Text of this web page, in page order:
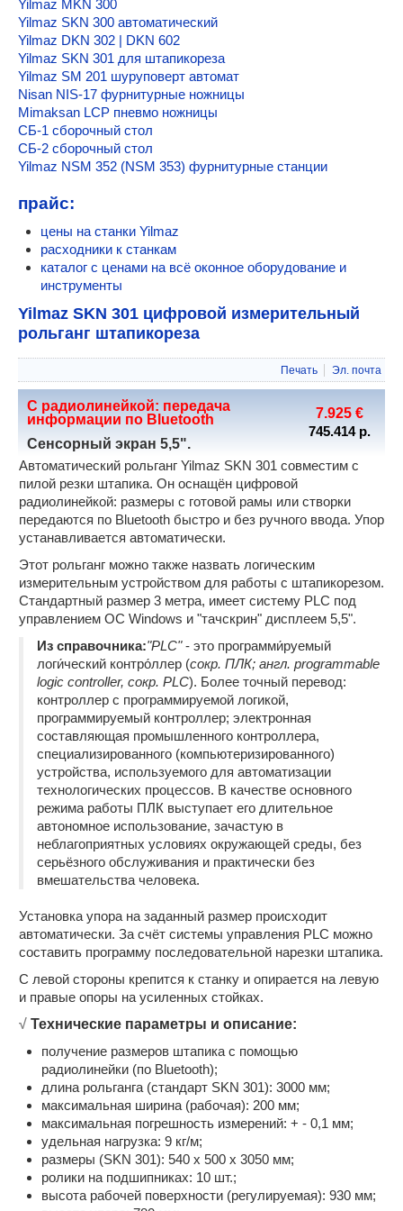
Программа расчета ПВХ окон
Контакты
Пилы и штапикорезы
Yilmaz KY 305 (KY 300)
Yilmaz KD 305 (KD 300)
Yilmaz KD 400 M
Yilmaz KD 400 P
Plastmak SC 401
Yilmaz ACK 420
Yilmaz VK 420 пила резки в 2-х плоскостях
Yilmaz ACK 550 пила 550 мм с нижней подачей
Yilmaz SDT 275 армировка
Штапикорез Plastmak SC 301
Yilmaz CK 412 (CK 411) штапикорез
Сварочные станки для ПВХ окон
РС-2м сварочный для ПВХ окон
РС-2 сварочный ПВХ окон
Ручной полуавтомат РС-3
Yilmaz TK 503 автомат
Yilmaz TK 501 автомат
Yilmaz TK 505 автомат
Yilmaz DK 502 автомат 2-х гол.
Обработка торца импоста
РКФ-1 импост, створка
Yilmaz KM 212 импост
Yilmaz KM 213
Yilmaz KM 215
Углозачистное оборудование
РКФ-1 зачистка створки
Nisan NIS-07 пневмо
Пневматический зачистной NK-07
Nisan NIS-09 пневмо 2-х стор.
Plastmak SC 601 (3 фрезы)
Yilmaz CA 601 углозачистной автомат
Yilmaz CA 603 (CA 604) автомат 4 фрезы
Углозачистные инструменты
Nisan NIS-01 стамеска
Электрический гравер зачистки пазов
Nisan NIS-03 ручной зачистной
NK-03 ручной зачистной окон ПВХ
NK-06 электрический "рубанок"
Зачистка по плоскости NKE-06
Nisan NIS-04 пневмофреза (внутр. угол)
Nisan NIS-16 MOULD кондуктор
Nisan NIS-16 трехшпиндельная головка
Yilmaz FR 222 настольный копир
Yilmaz FR 221 стационарный копир
Plastmak SC 511 с 3-м сверлением
Yilmaz FR 225 с 3-м сверлением
Yilmaz FR 226 с 3-м сверлением
MA 240 центрирующее устройство Yilmaz
Murat FU 460 с 3-м сверлением
Фрезеровка водоотливных каналов
NK-09 фрезер ручной 90°
Yilmaz MKN 300
Yilmaz SKN 300 автоматический
Yilmaz DKN 302 | DKN 602
Yilmaz SKN 301 для штапикореза
Yilmaz SM 201 шуруповерт автомат
Nisan NIS-17 фурнитурные ножницы
Mimaksan LCP пневмо ножницы
СБ-1 cборочный стол
СБ-2 cборочный стол
Yilmaz NSM 352 (NSM 353) фурнитурные станции
прайс:
цены на станки Yilmaz
расходники к станкам
каталог с ценами на всё оконное оборудование и
инструменты
Yilmaz SKN 301 цифровой измерительный
рольганг штапикореза
Печать Эл. почта
С радиолинейкой: передача
информации по Bluetooth
Сенсорный экран 5,5".
7.925 €
745.414 р.
Автоматический рольганг Yilmaz SKN 301 совместим с
пилой резки штапика. Он оснащён цифровой
радиолинейкой: размеры с готовой рамы или створки
передаются по Bluetooth быстро и без ручного ввода. Упор
устанавливается автоматически.
Этот рольганг можно также назвать логическим
измерительным устройством для работы с штапикорезом.
Стандартный размер 3 метра, имеет систему PLC под
управлением ОС Windows и "тачскрин" дисплеем 5,5".
Из справочника:"PLC"- это программи́руемый
логи́ческий контро́ллер (сокр. ПЛК; англ. programmable
logic controller, сокр. PLC). Более точный перевод:
контроллер с программируемой логикой,
программируемый контроллер; электронная
составляющая промышленного контроллера,
специализированного (компьютеризированного)
устройства, используемого для автоматизации
технологических процессов. В качестве основного
режима работы ПЛК выступает его длительное
автономное использование, зачастую в
неблагоприятных условиях окружающей среды, без
серьёзного обслуживания и практически без
вмешательства человека.
Установка упора на заданный размер происходит
автоматически. За счёт системы управления PLC можно
составить программу последовательной нарезки штапика.
С левой стороны крепится к станку и опирается на левую
и правые опоры на усиленных стойках.
√ Технические параметры и описание:
получение размеров штапика с помощью
радиолинейки (по Bluetooth);
длина рольганга (стандарт SKN 301): 3000 мм;
максимальная ширина (рабочая): 200 мм;
максимальная погрешность измерений: + - 0,1 мм;
удельная нагрузка: 9 кг/м;
размеры (SKN 301): 540 х 500 х 3050 мм;
ролики на подшипниках: 10 шт.;
высота рабочей поверхности (регулируемая): 930 мм;